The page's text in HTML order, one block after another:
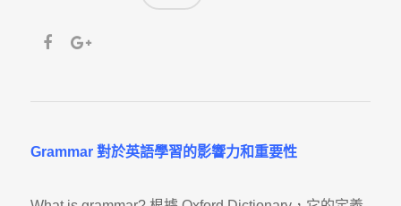
Grammar 對於英語學習的影響力和重要性